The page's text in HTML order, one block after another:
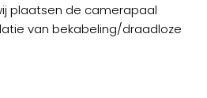
plaatsen de camerapaal
van bekabeling/draadloze